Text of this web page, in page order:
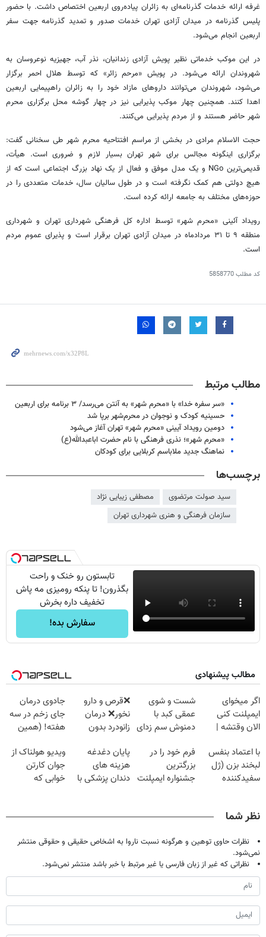
غرفه ارائه خدمات گذرنامه‌ای به زائران پیاده‌روی اربعین اختصاص داشت. با حضور
پلیس گذرنامه در میدان آزادی تهران خدمات صدور و تمدید گذرنامه جهت سفر
اربعین انجام می‌شود.
در این موکب خدماتی نظیر پویش آزادی زندانیان، نذر آب، جهیزیه نوعروسان به
شهروندان ارائه می‌شود. در پویش «مرحم زائر» که توسط هلال احمر برگزار
می‌شود، شهروندان می‌توانند داروهای مازاد خود را به زائران راهپیمایی اربعین
اهدا کنند. همچنین چهار موکب پذیرایی نیز در چهار گوشه محل برگزاری محرم
شهر حاضر هستند و از مردم پذیرایی می‌کنند.
حجت الاسلام مرادی در بخشی از مراسم افتتاحیه محرم شهر طی سخنانی گفت:
برگزاری اینگونه مجالس برای شهر تهران بسیار لازم و ضروری است. هیأت،
قدیمی‌ترین NGo و یک مدل موفق و فعال از یک نهاد بزرگ اجتماعی است که از
هیچ دولتی هم کمک نگرفته است و در طول سالیان سال، خدمات متعددی را در
حوزه‌های مختلف به جامعه ارائه کرده است.
رویداد آئینی «محرم شهر» توسط اداره کل فرهنگی شهرداری تهران و شهرداری
منطقه ۹ تا ۳۱ مردادماه در میدان آزادی تهران برقرار است و پذیرای عموم مردم
است.
کد مطلب5858770
مطالب مرتبط
«سر سفره خدا» با «محرم شهر» به آنتن می‌رسد/ ۳ برنامه برای اربعین
حسینیه کودک و نوجوان در محرم‌شهر برپا شد
دومین رویداد آیینی «محرم شهر» تهران آغاز می‌شود
«محرم شهر»؛ نذری فرهنگی با نام حضرت اباعبدالله(ع)
نماهنگ جدید ملاباسم کربلایی برای کودکان
برچسب‌ها
سید صولت مرتضوی
مصطفی زیبایی نژاد
سازمان فرهنگی و هنری شهرداری تهران
تابستون رو خنک و راحت
بگذرون! تا پنکه رومیزی مه پاش
تخفیف داره بخرش
سفارش بده!
مطالب پیشنهادی
اگر میخوای
ایمپلنت کنی
الان وقتشه |
میلیون تومان!!!
شست و شوی
عمقی کبد با
دمنوش سم زدای
❌قرص‌ و دارو
نخور❌ درمان
زانودرد بدون
جادوی درمان
جای زخم در سه
هفته! (همین
صحبت کنید)
با اعتماد بنفس
لبخند بزن (ژل
سفیدکننده
فرم خود را در
بزرگترین
جشنواره ایمپلنت
پایان دغدغه
هزینه های
دندان پزشکی با
ویدیو هولناک از
جوان کارتن
خوابی که
نظر شما
نظرات حاوی توهین و هرگونه نسبت ناروا به اشخاص حقیقی و حقوقی منتشر
نمی‌شود.
نظراتی که غیر از زبان فارسی یا غیر مرتبط با خبر باشد منتشر نمی‌شود.